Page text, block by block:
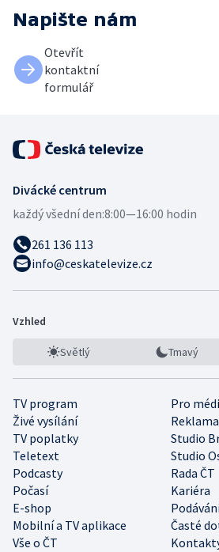
Napište nám
Otevřít
kontaktní
formulář
Divácké centrum
každý všední den:8:00—16:00 hodin
261 136 113
info@ceskatelevize.cz
Vzhled
Světlý Tmavý
TV program
Pro
Živé vysílání
Reklama
TV poplatky
Studio
Teletext
Studio
Podcasty
Rada ČT
Počasí
Kariéra
E-shop
Mobilní a TV aplikace
Časté
Vše o ČT